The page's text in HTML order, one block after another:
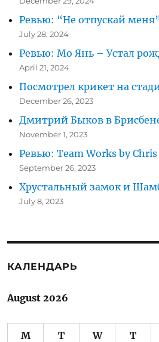
Ревью: “Не отпускай
July 28, 2024
Ревью: Мо Янь – Устал
April 21, 2024
Посмотрел крикет на
December 26, 2023
Дмитрий Быков в
November 1, 2023
Ревью: Team Works by
September 26, 2023
Хрустальный замок и
July 8, 2023
КАЛЕНДАРЬ
August 2026
M T W T